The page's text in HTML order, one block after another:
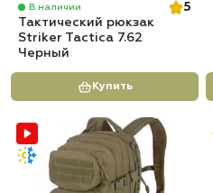
В наличии
5
Тактический рюкзак
Striker Tactica 7.62
Черный
Купить